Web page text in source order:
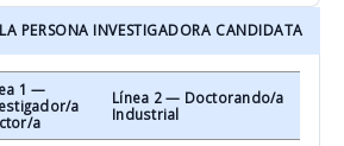
PERSONA INVESTIGADORA CANDIDATA
1 —
a
a
Línea 2 — Doctorando/a
Industrial